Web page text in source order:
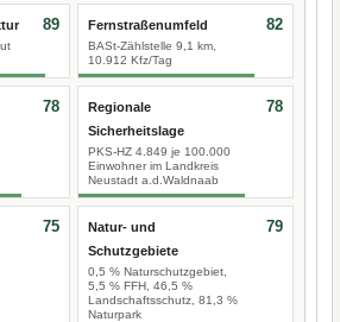
89 Fernstraßenumfeld
BASt-Zählstelle 9,1 km,
10.912 Kfz/Tag
82
78
Regionale
Sicherheitslage
PKS-HZ 4.849 je 100.000
Einwohner im Landkreis
Neustadt a.d.Waldnaab
78
75
Natur- und
Schutzgebiete
0,5 % Naturschutzgebiet,
5,5 % FFH, 46,5 %
Landschaftsschutz, 81,3 %
Naturpark
79